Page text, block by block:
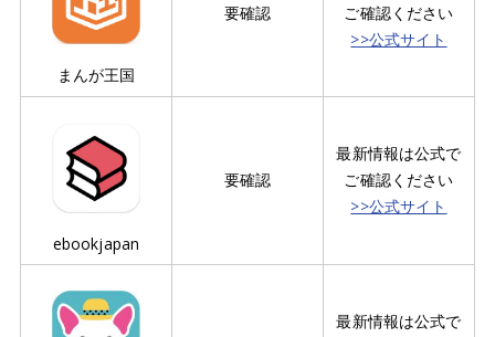
まんが王国
要確認
ご確認ください
>>公式サイト
ebookjapan
要確認
最新情報は公式で
ご確認ください
>>公式サイト
最新情報は公式で